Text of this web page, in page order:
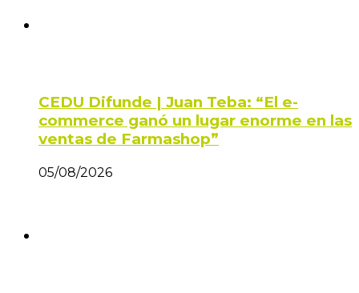
CEDU Difunde | Juan Teba: “El e-
commerce ganó un lugar enorme en las
ventas de Farmashop”
05/08/2026